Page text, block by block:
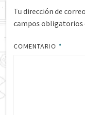
Tu dirección de
campos obligatorios
COMENTARIO *